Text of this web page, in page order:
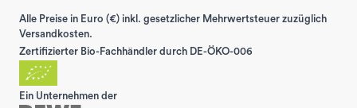
Alle Preise in Euro (€) inkl. gesetzlicher Mehrwertsteuer zuzüglich
Versandkosten.
Zertifizierter Bio-Fachhändler durch DE-ÖKO-006
Ein Unternehmen der